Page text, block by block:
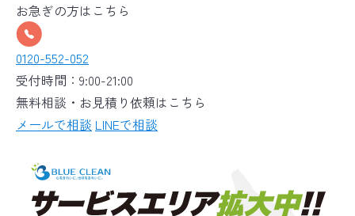
お急ぎの方はこちら
0120-552-052
受付時間：9:00-21:00
無料相談・お見積り依頼はこちら
メールで相談 LINEで相談